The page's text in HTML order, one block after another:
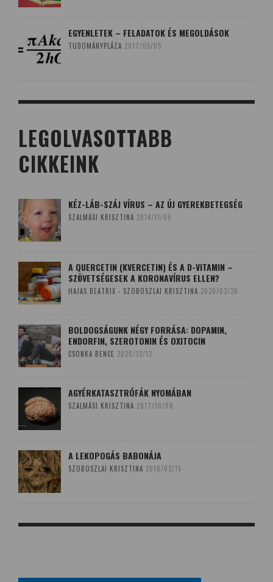
EGYENLETEK – FELADATOK ÉS MEGOLDÁSOK
TUDOMÁNYPLÁZA 2017/05/05
LEGOLVASOTTABB
CIKKEINK
KÉZ-LÁB-SZÁJ VÍRUS – AZ ÚJ GYEREKBETEGSÉG
SZALMÁSI KRISZTINA 2014/11/05
A QUERCETIN (KVERCETIN) ÉS A D-VITAMIN –
SZÖVETSÉGESEK A KORONAVÍRUS ELLEN?
HAJAS BEATRIX - SZOBOSZLAI KRISZTINA 2020/03/20
BOLDOGSÁGUNK NÉGY FORRÁSA: DOPAMIN,
ENDORFIN, SZEROTONIN ÉS OXITOCIN
CSONKA BENCE 2020/12/12
AGYÉRKATASZTRÓFÁK NYOMÁBAN
SZALMÁSI KRISZTINA 2017/10/08
A LEKOPOGÁS BABONÁJA
SZOBOSZLAI KRISZTINA 2018/03/15